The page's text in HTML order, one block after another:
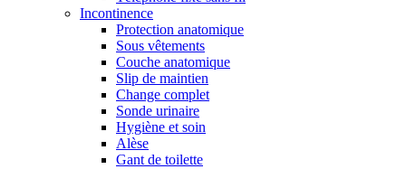
Incontinence
Protection anatomique
Sous vêtements
Couche anatomique
Slip de maintien
Change complet
Sonde urinaire
Hygiène et soin
Alèse
Gant de toilette